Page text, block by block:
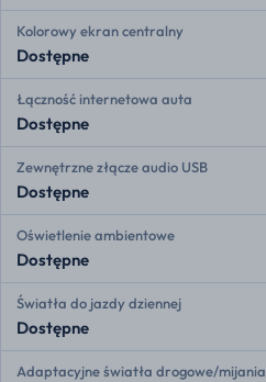
Kolorowy ekran centralny
Dostępne
Łączność internetowa auta
Dostępne
Zewnętrzne złącze audio USB
Dostępne
Oświetlenie ambientowe
Dostępne
Światła do jazdy dziennej
Dostępne
Adaptacyjne światła drogowe/mijania